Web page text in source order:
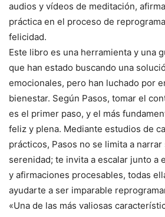
audios y vídeos de meditación,
práctica en el proceso de
felicidad.
Este libro es una herramienta y una
que han estado buscando una
emocionales, pero han luchado por
bienestar. Según Pasos, tomar el
es el primer paso, y el más
feliz y plena. Mediante estudios de
prácticos, Pasos no se limita a narrar
serenidad; te invita a escalar junto a
y afirmaciones procesables, todas
ayudarte a ser imparable
«Una de las más valiosas